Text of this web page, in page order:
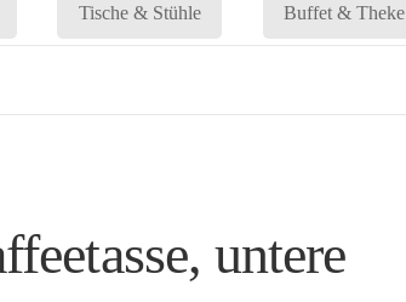
Tische & Stühle Buffet & Theke
untere